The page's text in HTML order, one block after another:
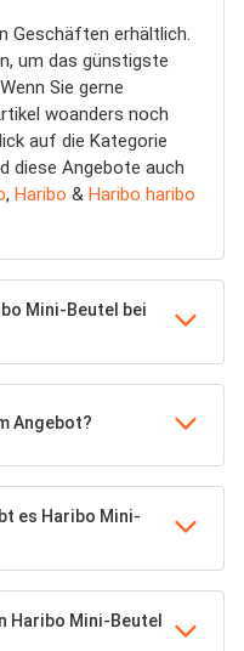
Geschäften erhältlich.
um das günstigste
Sie gerne
woanders noch
auf die Kategorie
diese Angebote auch
, Haribo & Haribo haribo
Mini-Beutel bei
Angebot?
es Haribo Mini-
Haribo Mini-Beutel